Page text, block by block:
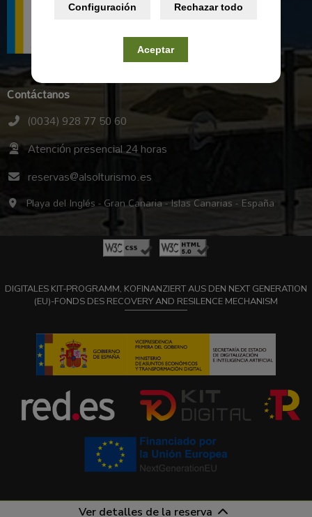
Configuración Rechazar todo
Aceptar
Ver detalles de la reserva
Contáctanos
(0034) 928 77 50 60
Atención presencial 24 horas
reservas@alsolturismo.es
Playa del Inglés - Gran Canaria - Islas Canarias - España
DIGITALES KIT-PROGRAMM, KOFINANZIERT AUS DEN NEXT GENERATION
(EU)-FONDS DES RECOVERY AND RESILENCE MECHANISM